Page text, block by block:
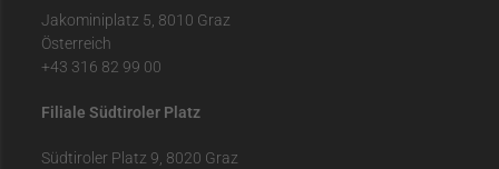
Jakominiplatz 5, 8010 Graz
Österreich
+43 316 82 99 00
Filiale Südtiroler Platz
Südtiroler Platz 9, 8020 Graz